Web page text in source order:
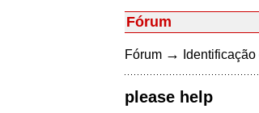
Fórum
Fórum →
please help